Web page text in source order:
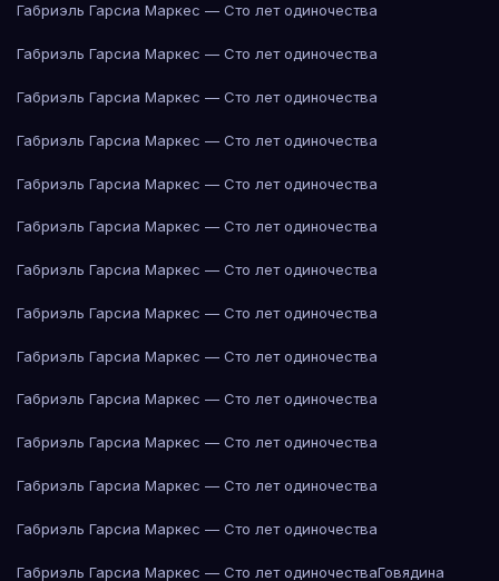
Габриэль Гарсиа Маркес — Сто лет одиночества
Габриэль Гарсиа Маркес — Сто лет одиночества
Габриэль Гарсиа Маркес — Сто лет одиночества
Габриэль Гарсиа Маркес — Сто лет одиночества
Габриэль Гарсиа Маркес — Сто лет одиночества
Габриэль Гарсиа Маркес — Сто лет одиночества
Габриэль Гарсиа Маркес — Сто лет одиночества
Габриэль Гарсиа Маркес — Сто лет одиночества
Габриэль Гарсиа Маркес — Сто лет одиночества
Габриэль Гарсиа Маркес — Сто лет одиночества
Габриэль Гарсиа Маркес — Сто лет одиночества
Габриэль Гарсиа Маркес — Сто лет одиночества
Габриэль Гарсиа Маркес — Сто лет одиночества
Габриэль Гарсиа Маркес — Сто лет одиночестваГовядина